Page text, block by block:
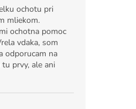
ochotu pri
mliekom.
ochotna pomoc
vdaka, som
odporucam na
prvy, ale ani